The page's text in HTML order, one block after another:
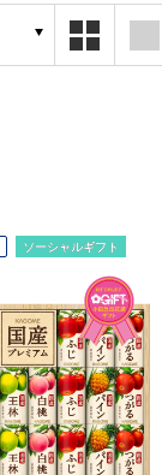
ソーシャルギフト